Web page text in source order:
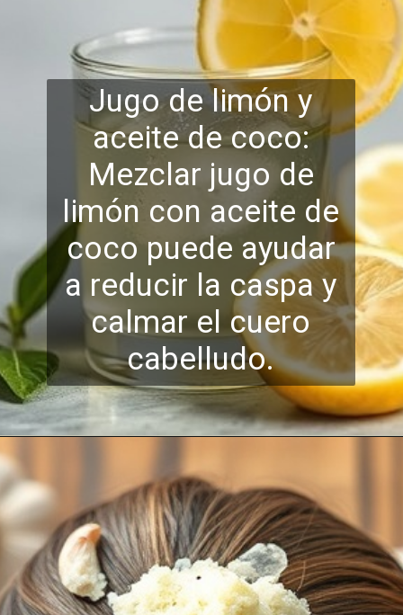
Jugo de limón y
aceite de coco:
Mezclar jugo de
limón con aceite de
coco puede ayudar
a reducir la caspa y
calmar el cuero
cabelludo.